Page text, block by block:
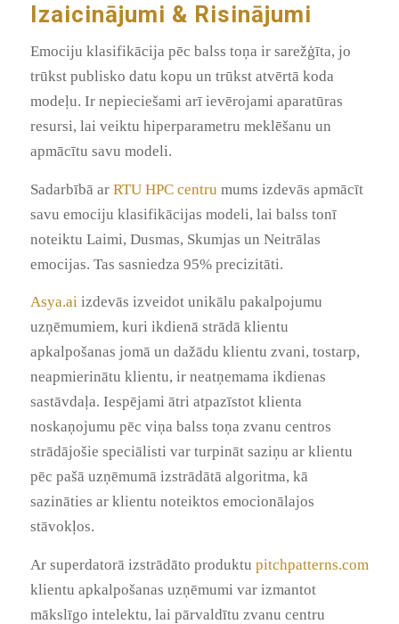
Izaicinājumi & Risinājumi
Emociju klasifikācija pēc balss toņa ir sarežģīta, jo
trūkst publisko datu kopu un trūkst atvērtā koda
modeļu. Ir nepieciešami arī ievērojami aparatūras
resursi, lai veiktu hiperparametru meklēšanu un
apmācītu savu modeli.
Sadarbībā ar RTU HPC centru mums izdevās apmācīt
savu emociju klasifikācijas modeli, lai balss tonī
noteiktu Laimi, Dusmas, Skumjas un Neitrālas
emocijas. Tas sasniedza 95% precizitāti.
Asya.aiizdevās izveidot unikālu pakalpojumu
uzņēmumiem, kuri ikdienā strādā klientu
apkalpošanas jomā un dažādu klientu zvani, tostarp,
neapmierinātu klientu, ir neatņemama ikdienas
sastāvdaļa. Iespējami ātri atpazīstot klienta
noskaņojumu pēc viņa balss toņa zvanu centros
strādājošie speciālisti var turpināt saziņu ar klientu
pēc pašā uzņēmumā izstrādātā algoritma, kā
sazināties ar klientu noteiktos emocionālajos
stāvokļos.
Ar superdatorā izstrādāto produktu pitchpatterns.com
klientu apkalpošanas uzņēmumi var izmantot
mākslīgo intelektu, lai pārvaldītu zvanu centru